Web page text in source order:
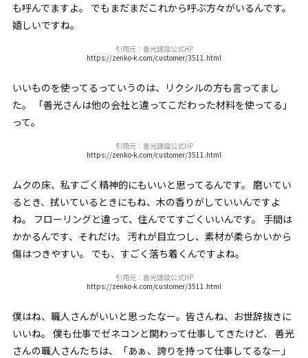
も呼んでますよ。 でもまだまだこれから呼ぶ方々がいるんです。
嬉しいですね。
引用元：善光建設公式HP
https://zenko-k.com/customer/3511.html
いいものを使ってるっていうのは、リクシルの方も言ってまし
た。 「善光さんは他の会社と違ってこだわった材料を使ってる」
って。
引用元：善光建設公式HP
https://zenko-k.com/customer/3511.html
ムクの床、私すごく精神的にもいいと思ってるんです。 磨いてい
るとき、拭いているときにもね、木の香りがしていいんですよ
ね。 フローリングと違って、住んでてすごくいいんです。 手間は
かかるんです、それだけ。 汚れが目立つし、素材が柔らかいから
傷はつきやすい。 でも、すごく落ち着くんですよね。
引用元：善光建設公式HP
https://zenko-k.com/customer/3511.html
僕はね、職人さんがいいと思ったなー。皆さんね、お世辞抜きに
いいね。 僕も仕事でゼネコンと関わって仕事してきたけど、 善光
さんの職人さんたちは、「あぁ、誇りを持って仕事してるなー」